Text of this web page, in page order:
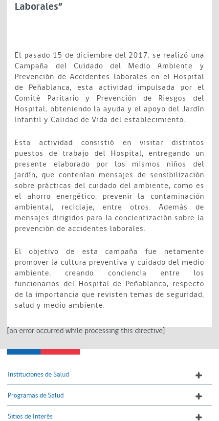
Laborales”
El pasado 15 de diciembre del 2017, se realizó una
Campaña del Cuidado del Medio Ambiente y
Prevención de Accidentes laborales en el Hospital
de Peñablanca, esta actividad impulsada por el
Comité Paritario y Prevención de Riesgos del
Hospital, obteniendo la ayuda y el apoyo del Jardín
Infantil y Calidad de Vida del establecimiento.
Esta actividad consistió en visitar distintos
puestos de trabajo del Hospital, entregando un
presente elaborado por los mismos niños del
jardín, que contenían mensajes de sensibilización
sobre prácticas del cuidado del ambiente, como es
el ahorro energético, prevenir la contaminación
ambiental, reciclaje, entre otros. Además de
mensajes dirigidos para la concientización sobre la
prevención de accidentes laborales.
El objetivo de esta campaña fue netamente
promover la cultura preventiva y cuidado del medio
ambiente, creando conciencia entre los
funcionarios del Hospital de Peñablanca, respecto
de la importancia que revisten temas de seguridad,
salud y medio ambiente.
[an error occurred while processing this directive]
Instituciones de Salud
Programas de Salud
Sitios de Interés